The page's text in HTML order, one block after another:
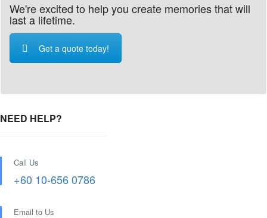
We're excited to help you create memories that will
last a lifetime.
Get a quote today!
NEED HELP?
Call Us
+60 10-656 0786
Email to Us